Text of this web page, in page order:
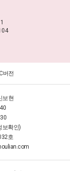
버전
보현
보확인)
호